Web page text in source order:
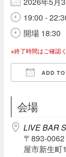
19:00 -
開場 18:30
※終了時間はご確認
ADD
会場
LIVE BAR
〒893-
屋市新生町